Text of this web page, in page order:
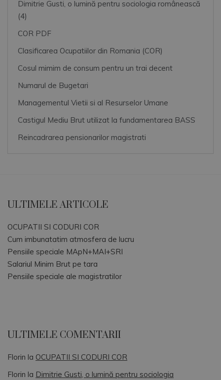
Dimitrie Gusti, o lumină pentru sociologia românească
(4)
COR PDF
Clasificarea Ocupatiilor din Romania (COR)
Cosul mimim de consum pentru un trai decent
Numarul de Bugetari
Managementul Vietii si al Resurselor Umane
Castigul Mediu Brut utilizat la fundamentarea BASS
Reincadrarea pensionarilor magistrati
ULTIMELE ARTICOLE
OCUPATII SI CODURI COR
Cum imbunatatim atmosfera de lucru
Pensiile speciale MApN+MAI+SRI
Salariul Minim Brut pe tara
Pensiile speciale ale magistratilor
ULTIMELE COMENTARII
Florin la OCUPATII SI CODURI COR
Florin la Dimitrie Gusti, o lumină pentru sociologia